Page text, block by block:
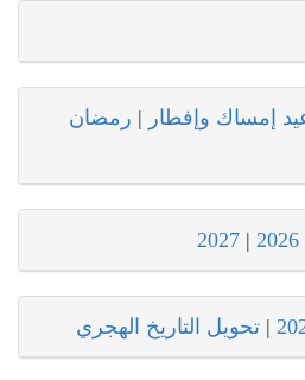
| رمضان
|
2027
| تحويل التاريخ الهجري